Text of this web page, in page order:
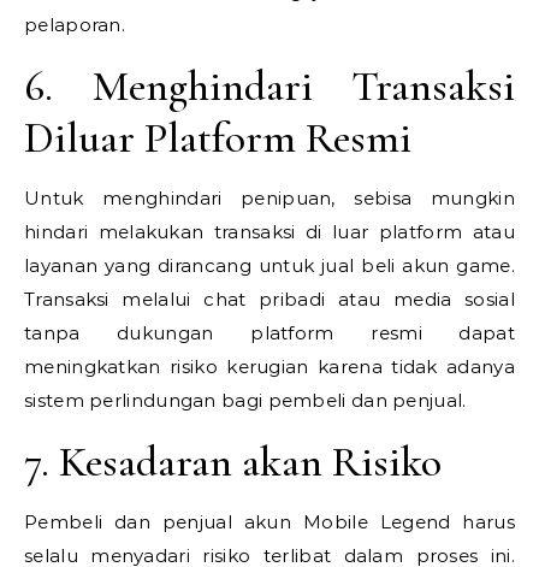
pelaporan.
6. Menghindari Transaksi
Diluar Platform Resmi
Untuk menghindari penipuan, sebisa mungkin
hindari melakukan transaksi di luar platform atau
layanan yang dirancang untuk jual beli akun game.
Transaksi melalui chat pribadi atau media sosial
tanpa dukungan platform resmi dapat
meningkatkan risiko kerugian karena tidak adanya
sistem perlindungan bagi pembeli dan penjual.
7. Kesadaran akan Risiko
Pembeli dan penjual akun Mobile Legend harus
selalu menyadari risiko terlibat dalam proses ini.